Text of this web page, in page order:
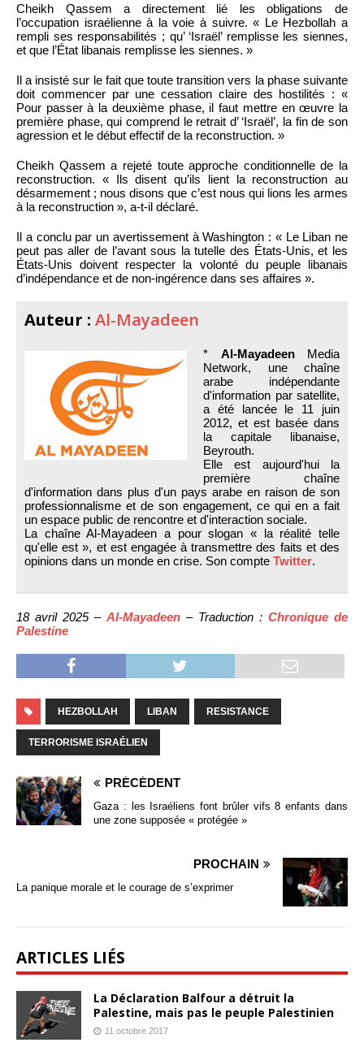
Cheikh Qassem a directement lié les obligations de
l’occupation israélienne à la voie à suivre. « Le Hezbollah a
rempli ses responsabilités ; qu’ ‘Israël’ remplisse les siennes,
et que l’État libanais remplisse les siennes. »
Il a insisté sur le fait que toute transition vers la phase suivante
doit commencer par une cessation claire des hostilités : «
Pour passer à la deuxième phase, il faut mettre en œuvre la
première phase, qui comprend le retrait d’ ‘Israël’, la fin de son
agression et le début effectif de la reconstruction. »
Cheikh Qassem a rejeté toute approche conditionnelle de la
reconstruction. « Ils disent qu’ils lient la reconstruction au
désarmement ; nous disons que c’est nous qui lions les armes
à la reconstruction », a-t-il déclaré.
Il a conclu par un avertissement à Washington : « Le Liban ne
peut pas aller de l’avant sous la tutelle des États-Unis, et les
États-Unis doivent respecter la volonté du peuple libanais
d’indépendance et de non-ingérence dans ses affaires ».
Auteur : Al-Mayadeen
* Al-MayadeenMedia
Network, une chaîne
arabe indépendante
d'information par satellite,
a été lancée le 11 juin
2012, et est basée dans
la capitale libanaise,
Beyrouth.
Elle est aujourd'hui la
première chaîne
d'information dans plus d'un pays arabe en raison de son
professionnalisme et de son engagement, ce qui en a fait
un espace public de rencontre et d'interaction sociale.
La chaîne Al-Mayadeen a pour slogan « la réalité telle
qu'elle est », et est engagée à transmettre des faits et des
opinions dans un monde en crise. Son compte Twitter.
18 avril 2025 – Al-Mayadeen – Traduction : Chronique de
Palestine
HEZBOLLAH LIBAN RESISTANCE
TERRORISME ISRAÉLIEN
PRÉCÉDENT
Gaza : les Israéliens font brûler vifs 8 enfants dans
une zone supposée « protégée »
PROCHAIN
La panique morale et le courage de s’exprimer
ARTICLES LIÉS
La Déclaration Balfour a détruit la
Palestine, mais pas le peuple Palestinien
11 octobre 2017